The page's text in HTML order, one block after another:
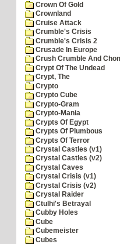
Crown Of Gold
Crownland
Cruise Attack
Crumble's Crisis
Crumble's Crisis 2
Crusade In Europe
Crush Crumble And
Crypt Of The Undead
Crypt, The
Crypto
Crypto Cube
Crypto-Gram
Crypto-Mania
Crypts Of Egypt
Crypts Of Plumbous
Crypts Of Terror
Crystal Castles (v1)
Crystal Castles (v2)
Crystal Caves
Crystal Crisis (v1)
Crystal Crisis (v2)
Crystal Raider
Ctulhi's Betrayal
Cubby Holes
Cube
Cubemeister
Cubes